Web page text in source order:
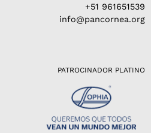
+51 961651539
info@pancornea.org
PATROCINADOR PLATINO